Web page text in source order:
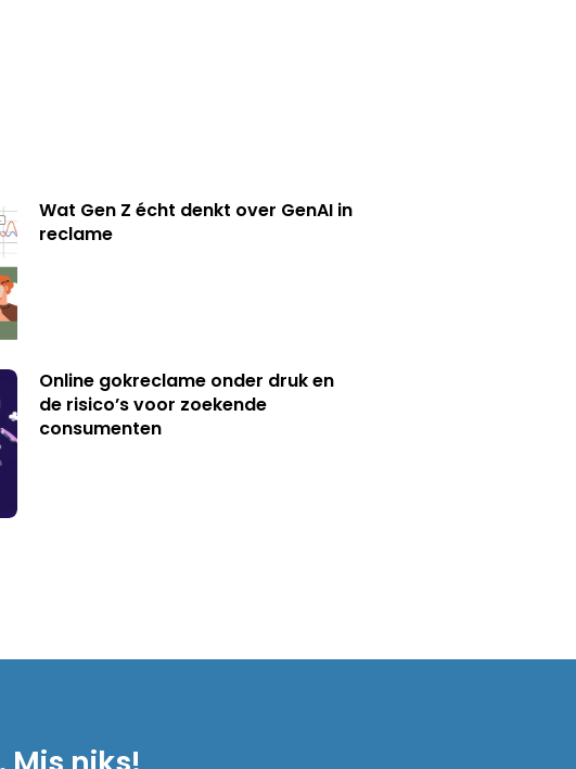
Wat Gen Z écht denkt over GenAI in
reclame
Online gokreclame onder druk en
de risico’s voor zoekende
consumenten